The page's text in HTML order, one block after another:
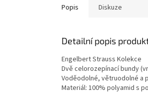
Popis Diskuze
Detailní popis
Engelbert Strauss Kolekce
Dvě celorozepínací bundy
Voděodolné, větruodolné a
Materiál: 100% polyamid s